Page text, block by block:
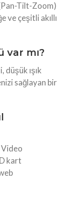
Tilt-Zoom)
ve çeşitli akıllı
var mı?
ışık
sağlayan bir
kart